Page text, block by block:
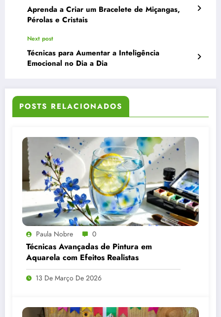
Aprenda a Criar um Bracelete de Miçangas,
Pérolas e Cristais
Next post
Técnicas para Aumentar a Inteligência
Emocional no Dia a Dia
POSTS RELACIONADOS
Paula Nobre 0
Técnicas Avançadas de Pintura em
Aquarela com Efeitos Realistas
13 De Março De 2026